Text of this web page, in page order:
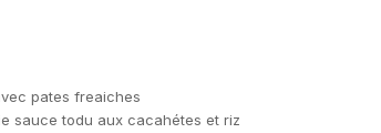
pates freaiches
sauce todu aux cacahétes et riz